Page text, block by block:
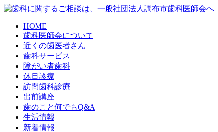
HOME
歯科医師会について
近くの歯医者さん
歯科サービス
障がい者歯科
休日診療
訪問歯科診療
出前講座
歯のこと何でもQ&A
生活情報
新着情報